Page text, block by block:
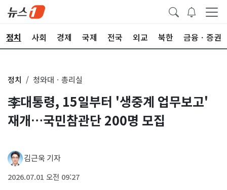
정치 사회 경제 국제 전국 외교 북한 금융ㆍ증권
정치 청와대ㆍ총리실
李대통령, 15일부터 '생중계 업무보고'
재개…국민참관단 200명 모집
김근욱 기자
2026.07.01 오전 09:27